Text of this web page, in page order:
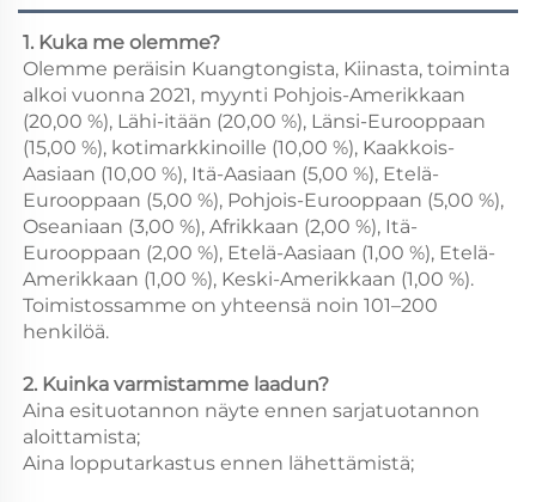
1. Kuka me olemme?
Olemme peräisin Kuangtongista, Kiinasta, toiminta
alkoi vuonna 2021, myynti Pohjois-Amerikkaan
(20,00 %), Lähi-itään (20,00 %), Länsi-Eurooppaan
(15,00 %), kotimarkkinoille (10,00 %), Kaakkois-
Aasiaan (10,00 %), Itä-Aasiaan (5,00 %), Etelä-
Eurooppaan (5,00 %), Pohjois-Eurooppaan (5,00 %),
Oseaniaan (3,00 %), Afrikkaan (2,00 %), Itä-
Eurooppaan (2,00 %), Etelä-Aasiaan (1,00 %), Etelä-
Amerikkaan (1,00 %), Keski-Amerikkaan (1,00 %).
Toimistossamme on yhteensä noin 101–200
henkilöä.
2. Kuinka varmistamme laadun?
Aina esituotannon näyte ennen sarjatuotannon
aloittamista;
Aina lopputarkastus ennen lähettämistä;